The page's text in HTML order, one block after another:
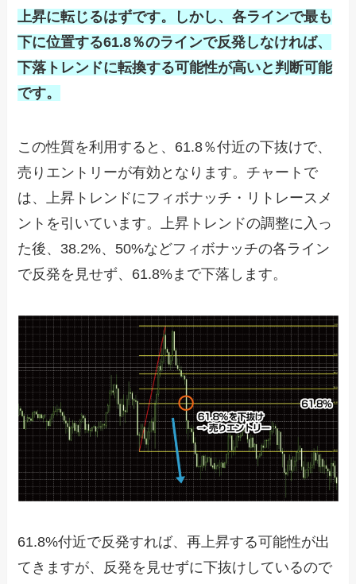
上昇に転じるはずです。しかし、各ラインで最も
下に位置する61.8％のラインで反発しなければ、
下落トレンドに転換する可能性が高いと判断可能
です。
この性質を利用すると、61.8％付近の下抜けで、
売りエントリーが有効となります。チャートで
は、上昇トレンドにフィボナッチ・リトレースメ
ントを引いています。上昇トレンドの調整に入っ
た後、38.2%、50%などフィボナッチの各ライン
で反発を見せず、61.8%まで下落します。
61.8%付近で反発すれば、再上昇する可能性が出
てきますが、反発を見せずに下抜けしているので